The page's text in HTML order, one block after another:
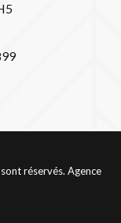
réservés. Agence